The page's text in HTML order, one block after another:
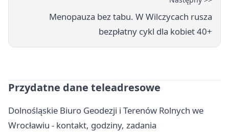
Menopauza bez tabu. W Wilczycach rusza
bezpłatny cykl dla kobiet 40+
Przydatne dane teleadresowe
Dolnośląskie Biuro Geodezji i Terenów Rolnych we
Wrocławiu - kontakt, godziny, zadania